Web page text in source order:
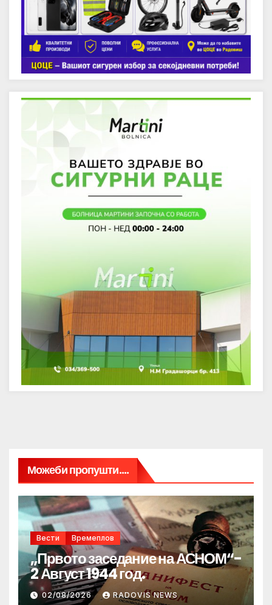
Можеби пропушти....
Вести Времеплов
„Првото заседание на АСНОМ“-
2 Август 1944 год.
02/08/2026 RADOVIS NEWS